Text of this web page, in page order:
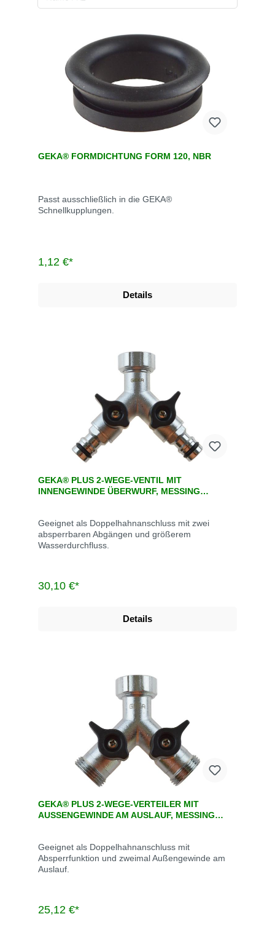
GEKA® FORMDICHTUNG FORM 120, NBR
Passt ausschließlich in die GEKA®
Schnellkupplungen.
1,12 €*
Details
GEKA® PLUS 2-WEGE-VENTIL MIT
INNENGEWINDE ÜBERWURF, MESSING
Geeignet als Doppelhahnanschluss mit zwei
absperrbaren Abgängen und größerem
Wasserdurchfluss.
30,10 €*
Details
GEKA® PLUS 2-WEGE-VERTEILER MIT
AUSSENGEWINDE AM AUSLAUF, MESSING V
Geeignet als Doppelhahnanschluss mit
Absperrfunktion und zweimal Außengewinde am
Auslauf.
25,12 €*